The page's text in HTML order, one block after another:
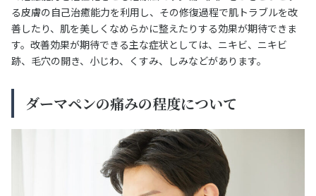
る皮膚の自己治癒能力を利用し、その修復過程で肌トラブルを改
善したり、肌を美しくなめらかに整えたりする効果が期待できま
す。改善効果が期待できる主な症状としては、ニキビ、ニキビ
跡、毛穴の開き、小じわ、くすみ、しみなどがあります。
ダーマペンの痛みの程度について